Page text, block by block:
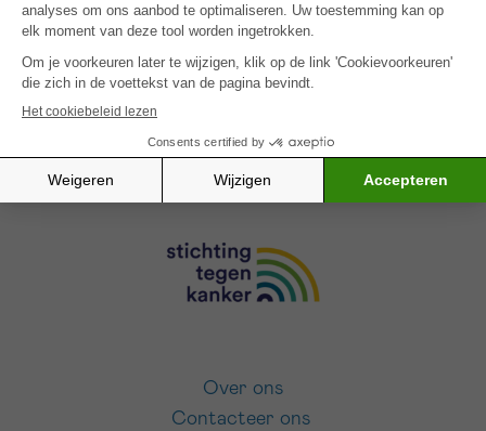
SCHRIJF JE IN VOOR ONZE NIEUWSBRIEF
gebruiksvoorwaarden
Over ons
Contacteer ons